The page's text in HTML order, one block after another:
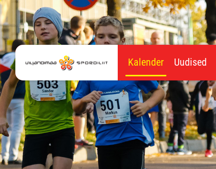
Kalender Uudised